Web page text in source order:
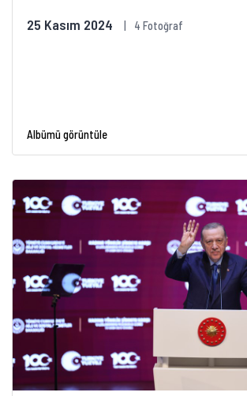
25 Kasım 2024 4 Fotoğraf
Albümü görüntüle